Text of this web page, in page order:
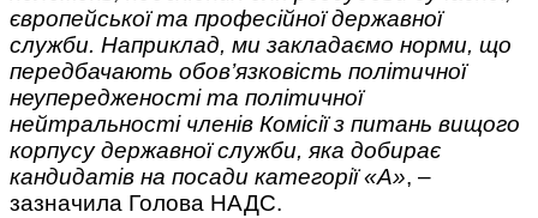
європейської та професійної державної
служби. Наприклад, ми закладаємо норми, що
передбачають обов’язковість політичної
неупередженості та політичної
нейтральності членів Комісії з питань вищого
корпусу державної служби, яка добирає
кандидатів на посади категорії «А», –
зазначила Голова НАДС.